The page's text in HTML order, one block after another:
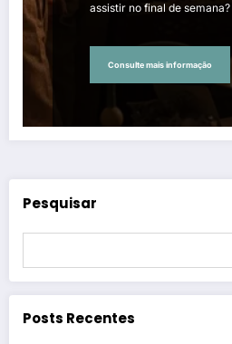
assistir no final de
Consulte mais informação
Pesquisar
Posts Recentes